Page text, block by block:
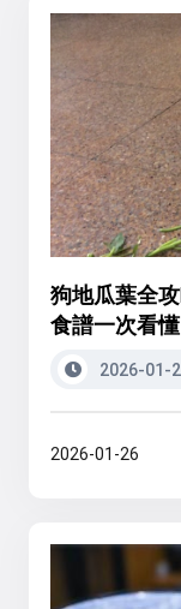
狗地瓜葉全
食譜一次看懂
2026-01-
2026-01-26